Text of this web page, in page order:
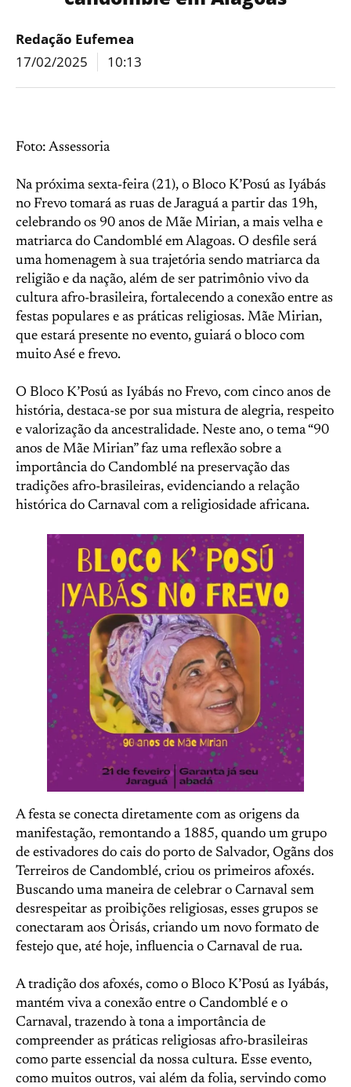
Redação Eufemea
17/02/2025
10:13
Foto: Assessoria
Na próxima sexta-feira (21), o Bloco K’Posú as Iyábás
no Frevo tomará as ruas de Jaraguá a partir das 19h,
celebrando os 90 anos de Mãe Mirian, a mais velha e
matriarca do Candomblé em Alagoas. O desfile será
uma homenagem à sua trajetória sendo matriarca da
religião e da nação, além de ser patrimônio vivo da
cultura afro-brasileira, fortalecendo a conexão entre as
festas populares e as práticas religiosas. Mãe Mirian,
que estará presente no evento, guiará o bloco com
muito Asé e frevo.
O Bloco K’Posú as Iyábás no Frevo, com cinco anos de
história, destaca-se por sua mistura de alegria, respeito
e valorização da ancestralidade. Neste ano, o tema “90
anos de Mãe Mirian” faz uma reflexão sobre a
importância do Candomblé na preservação das
tradições afro-brasileiras, evidenciando a relação
histórica do Carnaval com a religiosidade africana.
A festa se conecta diretamente com as origens da
manifestação, remontando a 1885, quando um grupo
de estivadores do cais do porto de Salvador, Ogãns dos
Terreiros de Candomblé, criou os primeiros afoxés.
Buscando uma maneira de celebrar o Carnaval sem
desrespeitar as proibições religiosas, esses grupos se
conectaram aos Òrisás, criando um novo formato de
festejo que, até hoje, influencia o Carnaval de rua.
A tradição dos afoxés, como o Bloco K’Posú as Iyábás,
mantém viva a conexão entre o Candomblé e o
Carnaval, trazendo à tona a importância de
compreender as práticas religiosas afro-brasileiras
como parte essencial da nossa cultura. Esse evento,
como muitos outros, vai além da folia, servindo como